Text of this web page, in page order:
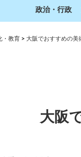
政治・行政
・教育 > 大阪でおすすめの美
大阪